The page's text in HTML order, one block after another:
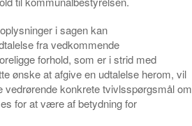
i sagen kan
fra vedkommende
forhold, som er i strid med
ønske at afgive en udtalelse herom, vil
konkrete tvivlsspørgsmål om
for at være af betydning for